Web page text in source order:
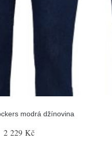
modrá džínovina
2 229 Kč